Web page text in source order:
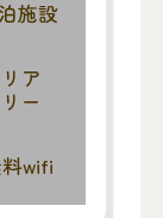
施設
ア
ー
wifi